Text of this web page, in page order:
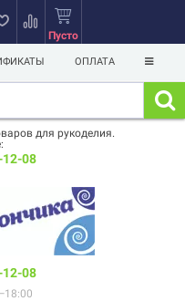
Пусто
ОПЛАТА
для рукоделия.
12-08
12-08